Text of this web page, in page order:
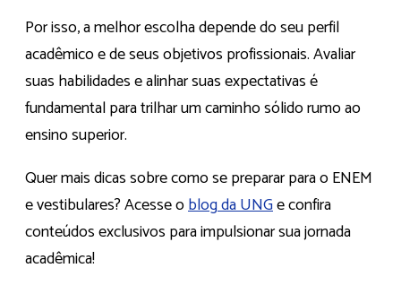
Por isso, a melhor escolha depende do seu perfil
acadêmico e de seus objetivos profissionais. Avaliar
suas habilidades e alinhar suas expectativas é
fundamental para trilhar um caminho sólido rumo ao
ensino superior.
Quer mais dicas sobre como se preparar para o ENEM
e vestibulares? Acesse oblogda UNGe confira
conteúdos exclusivos para impulsionar sua jornada
acadêmica!